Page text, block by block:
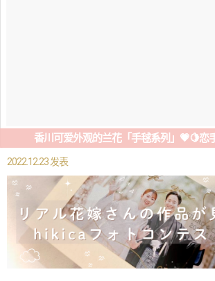
香川可爱外观的兰花「手毬系列」💗🍋恋
2022.12.23 发表